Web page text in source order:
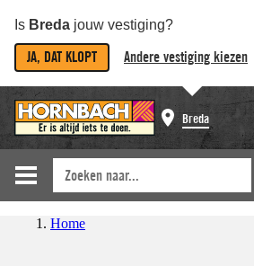
Is Breda jouw vestiging?
JA, DAT KLOPT Andere vestiging kiezen
Breda
Home